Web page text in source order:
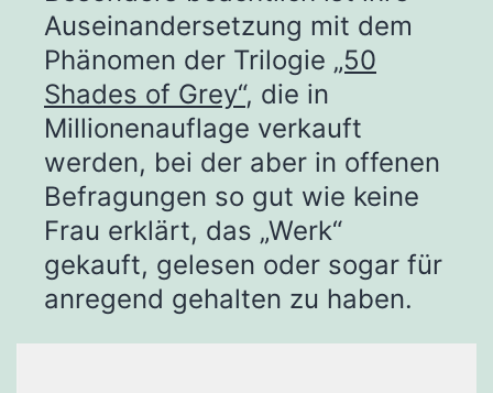
Auseinandersetzung mit dem
Phänomen der Trilogie „50
Shades of Grey“, die in
Millionenauflage verkauft
werden, bei der aber in offenen
Befragungen so gut wie keine
Frau erklärt, das „Werk“
gekauft, gelesen oder sogar für
anregend gehalten zu haben.